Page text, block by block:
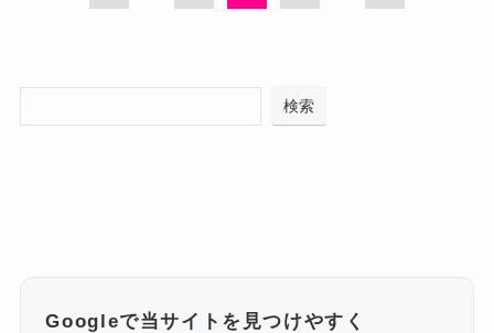
検索
Googleで当サイトを見つけやすく